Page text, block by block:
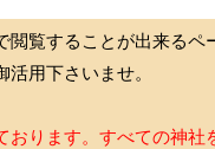
閲覧することが出来るペ
用下さいませ。
ります。すべての神社